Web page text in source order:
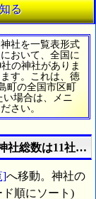
る
社を一覧表形式
おいて、全国に
の神社がありま
す。これは、徳
町の全国市区町
い場合は、メニ
さい。
社総数は11社》
]へ移動。神社の
順にソート)